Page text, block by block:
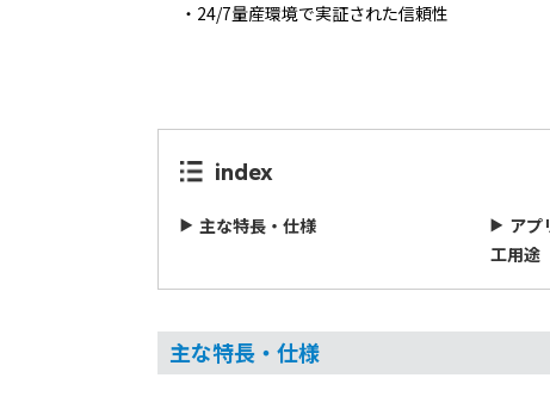
24/7量産環境で実証された信頼性
index
主な特長・仕様
アプ
工用途
主な特長・仕様